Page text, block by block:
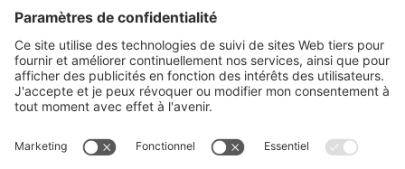
remplissant et en soumettant le formulaire, vous reconnaissez que les
informations que vous fournissez seront transférées à Sendinblue
pour être traitées conformément aux conditions d'utilisation.
© Copyright - REO AG |Politique de confidentialité|
Mentions
| fromVidemi